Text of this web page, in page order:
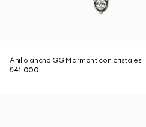
Anillo ancho GG Marmont con cristales
₺41.000